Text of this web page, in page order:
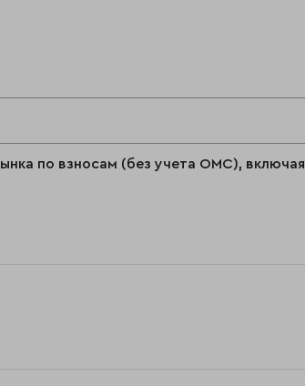
по взносам (без учета ОМС), включая